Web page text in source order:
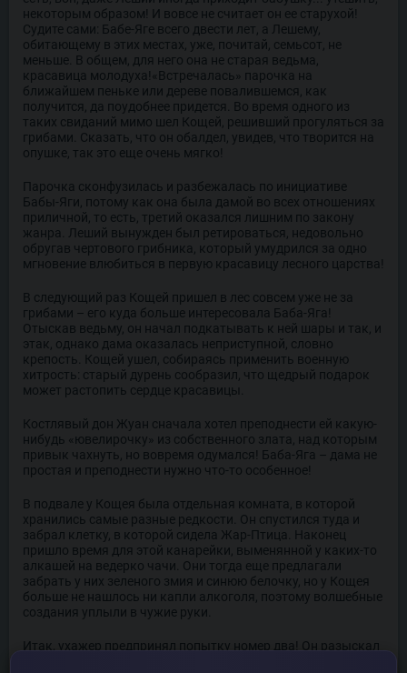
некоторым образом! И вовсе не считает он ее старухой!
Судите сами: Бабе-Яге всего двести лет, а Лешему,
обитающему в этих местах, уже, почитай, семьсот, не
меньше. В общем, для него она не старая ведьма,
красавица молодуха!«Встречалась» парочка на
ближайшем пеньке или дереве повалившемся, как
получится, да поудобнее придется. Во время одного из
таких свиданий мимо шел Кощей, решивший прогуляться за
грибами. Сказать, что он обалдел, увидев, что творится на
опушке, так это еще очень мягко!
Парочка сконфузилась и разбежалась по инициативе
Бабы-Яги, потому как она была дамой во всех отношениях
приличной, то есть, третий оказался лишним по закону
жанра. Леший вынужден был ретироваться, недовольно
обругав чертового грибника, который умудрился за одно
мгновение влюбиться в первую красавицу лесного царства!
В следующий раз Кощей пришел в лес совсем уже не за
грибами – его куда больше интересовала Баба-Яга!
Отыскав ведьму, он начал подкатывать к ней шары и так, и
этак, однако дама оказалась неприступной, словно
крепость. Кощей ушел, собираясь применить военную
хитрость: старый дурень сообразил, что щедрый подарок
может растопить сердце красавицы.
Костлявый дон Жуан сначала хотел преподнести ей какую-
нибудь «ювелирочку» из собственного злата, над которым
привык чахнуть, но вовремя одумался! Баба-Яга – дама не
простая и преподнести нужно что-то особенное!
В подвале у Кощея была отдельная комната, в которой
хранились самые разные редкости. Он спустился туда и
забрал клетку, в которой сидела Жар-Птица. Наконец
пришло время для этой канарейки, выменянной у каких-то
алкашей на ведерко чачи. Они тогда еще предлагали
забрать у них зеленого змия и синюю белочку, но у Кощея
больше не нашлось ни капли алкоголя, поэтому волшебные
создания уплыли в чужие руки.
Итак, ухажер предпринял попытку номер два! Он разыскал